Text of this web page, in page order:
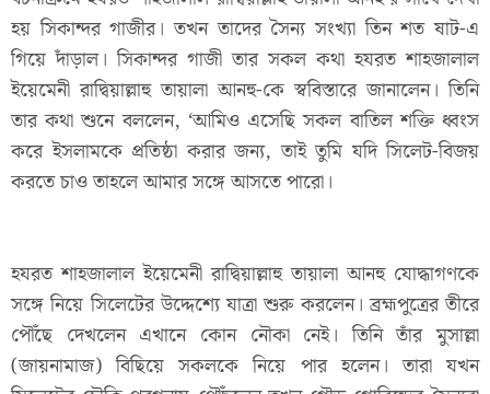
হয় সিকান্দর গাজীর। তখন তাদের সৈন্য সংখ্যা তিন শত ষাট-এ
গিয়ে দাঁড়াল। সিকান্দর গাজী তার সকল কথা হযরত শাহজালাল
ইয়েমেনী রাদ্বিয়াল্লাহু তায়ালা আনহু-কে স্ববিস্তারে জানালেন। তিনি
তার কথা শুনে বললেন, ‘আমিও এসেছি সকল বাতিল শক্তি ধ্বংস
করে ইসলামকে প্রতিষ্ঠা করার জন্য, তাই তুমি যদি সিলেট-বিজয়
করতে চাও তাহলে আমার সঙ্গে আসতে পারো।
হযরত শাহজালাল ইয়েমেনী রাদ্বিয়াল্লাহু তায়ালা আনহু যোদ্ধাগণকে
সঙ্গে নিয়ে সিলেটের উদ্দেশ্যে যাত্রা শুরু করলেন। ব্রহ্মপুত্রের তীরে
পৌঁছে দেখলেন এখানে কোন নৌকা নেই। তিনি তাঁর মুসাল্লা
(জায়নামাজ) বিছিয়ে সকলকে নিয়ে পার হলেন। তারা যখন